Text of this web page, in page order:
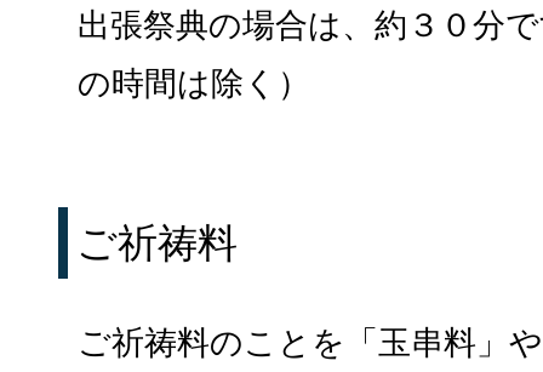
出張祭典の場合は、約３０分
の時間は除く）
ご祈祷料
ご祈祷料のことを「玉串料」